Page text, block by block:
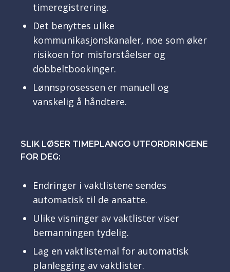
timeregistrering.
Det benyttes ulike
kommunikasjonskanaler, noe som øker
risikoen for misforståelser og
dobbeltbookinger.
Lønnsprosessen er manuell og
vanskelig å håndtere.
SLIK LØSER TIMEPLANGO UTFORDRINGENE
FOR DEG:
Endringer i vaktlistene sendes
automatisk til de ansatte.
Ulike visninger av vaktlister viser
bemanningen tydelig.
Lag en vaktlistemal for automatisk
planlegging av vaktlister.